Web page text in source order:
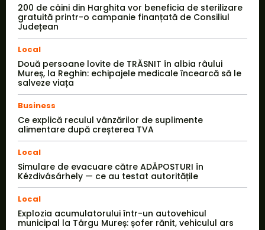
200 de câini din Harghita vor beneficia de sterilizare
gratuită printr-o campanie finanțată de Consiliul
Județean
Local
Două persoane lovite de TRĂSNIT în albia râului
Mureș, la Reghin: echipajele medicale încearcă să le
salveze viața
Business
Ce explică reculul vânzărilor de suplimente
alimentare după creșterea TVA
Local
Simulare de evacuare către ADĂPOSTURI în
Kézdivásárhely — ce au testat autoritățile
Local
Explozia acumulatorului într-un autovehicul
municipal la Târgu Mureș: șofer rănit, vehiculul ars